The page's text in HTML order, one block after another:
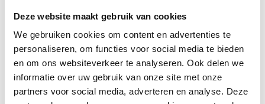
Deze website maakt gebruik van cookies
We gebruiken cookies om content en advertenties te
personaliseren, om functies voor social media te bieden
en om ons websiteverkeer te analyseren. Ook delen we
informatie over uw gebruik van onze site met onze
partners voor social media, adverteren en analyse. Deze